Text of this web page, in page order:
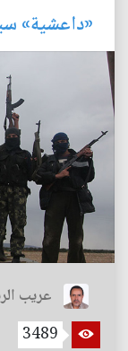
«داعشية»
عريب
3489